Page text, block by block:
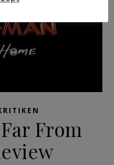
From